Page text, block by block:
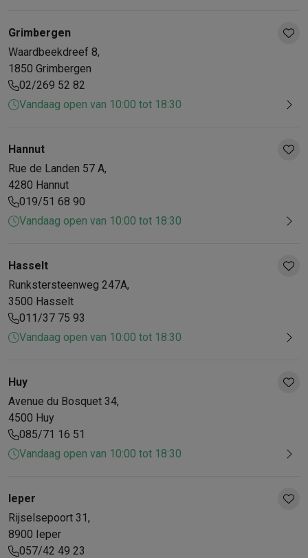
Grimbergen
Waardbeekdreef 8,
1850 Grimbergen
02/269 52 82
Vandaag open van 10:00 tot 18:30
Hannut
Rue de Landen 57 A,
4280 Hannut
019/51 68 90
Vandaag open van 10:00 tot 18:30
Hasselt
Runkstersteenweg 247A,
3500 Hasselt
011/37 75 93
Vandaag open van 10:00 tot 18:30
Huy
Avenue du Bosquet 34,
4500 Huy
085/71 16 51
Vandaag open van 10:00 tot 18:30
Ieper
Rijselsepoort 31,
8900 Ieper
057/42 49 23